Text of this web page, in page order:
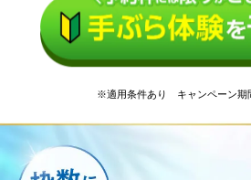
※適用条件あり キャンペーン期